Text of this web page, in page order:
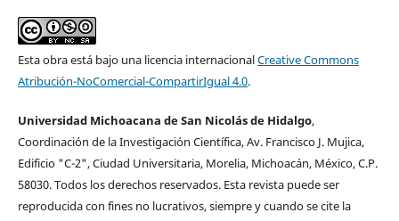
Esta obra está bajo una licencia internacionalCreative Commons
Atribución-NoComercial-CompartirIgual 4.0.
Universidad Michoacana de San Nicolás de Hidalgo,
Coordinación de la Investigación Cientí­fica, Av. Francisco J. Mujica,
Edificio "C-2", Ciudad Universitaria, Morelia, Michoacán, México, C.P.
58030. Todos los derechos reservados. Esta revista puede ser
reproducida con fines no lucrativos, siempre y cuando se cite la